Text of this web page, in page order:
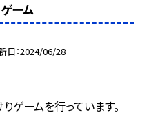
ーム
日 2024/06/28
ゲームを行っています。